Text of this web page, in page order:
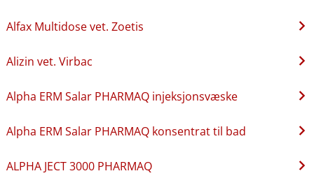
Alfax Multidose vet. Zoetis
Alizin vet. Virbac
Alpha ERM Salar PHARMAQ injeksjonsvæske
Alpha ERM Salar PHARMAQ konsentrat til bad
ALPHA JECT 3000 PHARMAQ